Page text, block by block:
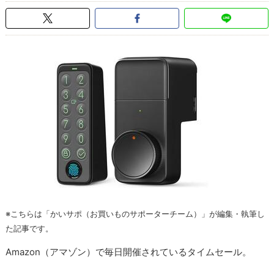
※こちらは「かいサポ（お買いものサポーターチーム）」が編集・執筆し
た記事です。
Amazon（アマゾン）で毎日開催されているタイムセール。